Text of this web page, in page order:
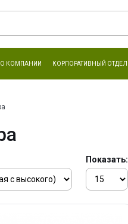
О КОМПАНИИ КОРПОРАТИВНЫЙ ОТДЕЛ
Показать: